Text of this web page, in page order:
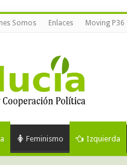
Somos Enlaces Moving P36
Feminismo Izquierda